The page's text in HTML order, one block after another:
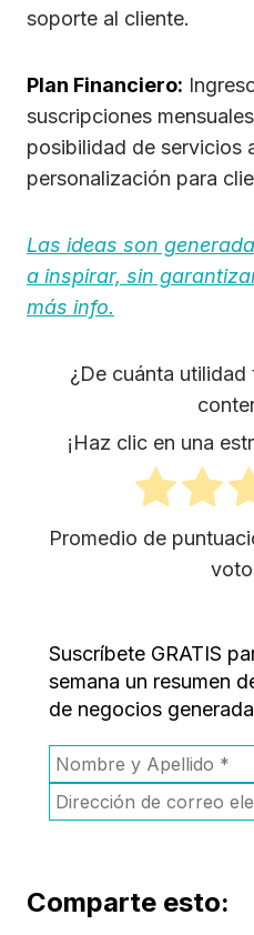
soporte al cliente.
Plan Financiero:
suscripciones
posibilidad de servicios
personalización para
Las ideas son
a inspirar, sin
más info.
¿De cuánta
¡Haz clic en una
Promedio de
Suscríbete GRATIS
semana un resumen
de negocios
Comparte esto: